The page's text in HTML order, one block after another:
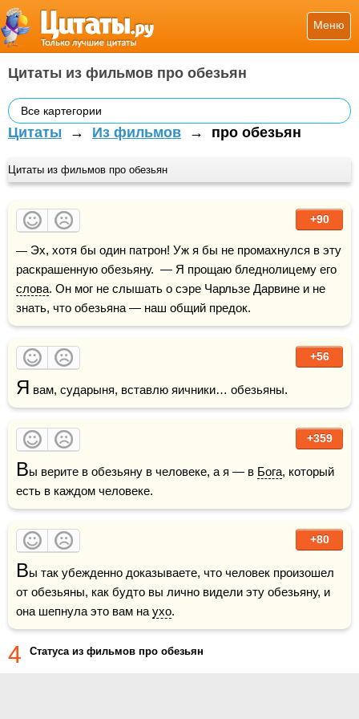
Меню
Цитаты из фильмов про обезьян
Все картегории
Цитаты → Из фильмов → про обезьян
Цитаты из фильмов про обезьян
+90
— Эх, хотя бы один патрон! Уж я бы не промахнулся в эту
слова. Он мог не слышать о сэре Чарльзе Дарвине и не
знать, что обезьяна — наш общий предок.
+56
Я вам, сударыня, вставлю яичники… обезьяны.
+359
Вы верите в обезьяну в человеке, а я — в Бога, который
есть в каждом человеке.
+80
Вы так убежденно доказываете, что человек произошел
от обезьяны, как будто вы лично видели эту обезьяну, и
она шепнула это вам на ухо.
4 Статуса из фильмов про обезьян